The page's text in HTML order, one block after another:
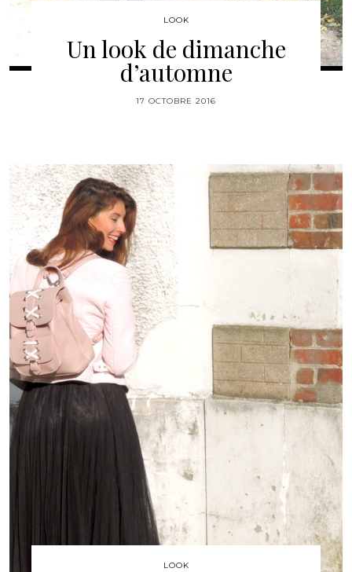
LOOK
Un look de dimanche
d’automne
17 OCTOBRE 2016
LOOK